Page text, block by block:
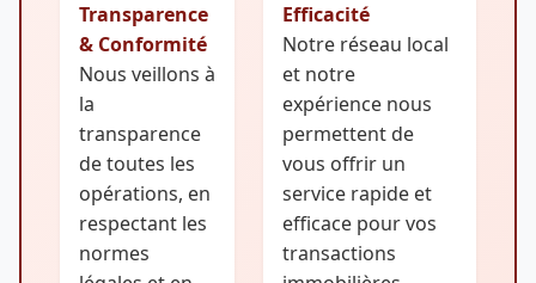
Transparence
& Conformité
Nous veillons à
la
transparence
de toutes les
opérations, en
respectant les
normes
Efficacité
Notre réseau local
et notre
expérience nous
permettent de
vous offrir un
service rapide et
efficace pour vos
transactions